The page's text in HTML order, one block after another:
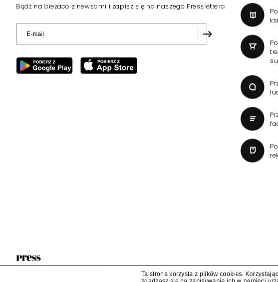
Bądź na bieżaco z newsami i zapisz się na naszego Presslettera
Ta strona korzysta z plików cookies.